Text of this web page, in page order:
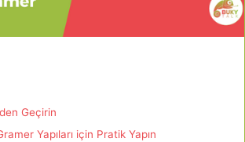
Geçirin
Yapıları için Pratik Yapın